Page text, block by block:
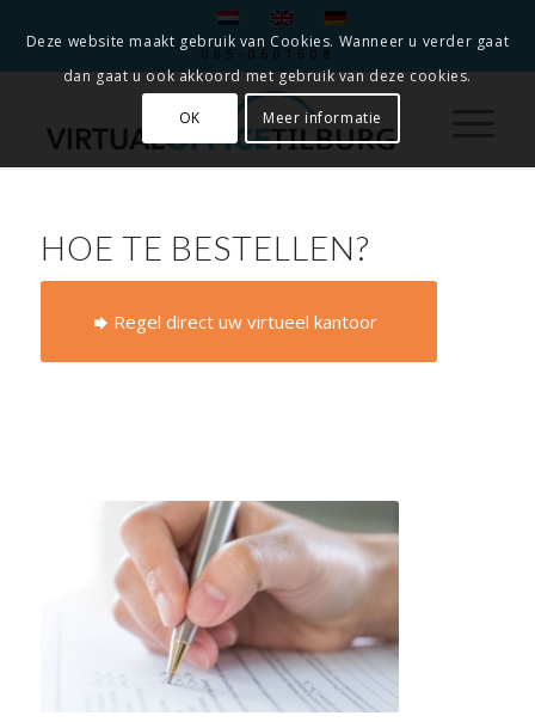
085-0601608
HOE TE BESTELLEN?
Regel direct uw virtueel kantoor
Deze website maakt gebruik van Cookies. Wanneer u verder gaat
dan gaat u ook akkoord met gebruik van deze cookies.
OK Meer informatie